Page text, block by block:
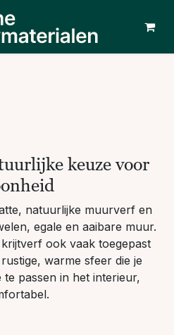
keuze voor
natuurlijke muurverf en
egale en aaibare muur.
ook vaak toegepast
warme sfeer die je
passen in het interieur,